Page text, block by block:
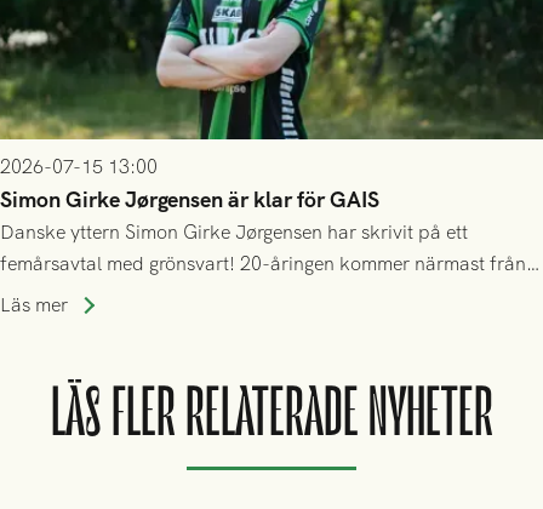
2026-07-15 13:00
Simon Girke Jørgensen är klar för GAIS
Danske yttern Simon Girke Jørgensen har skrivit på ett
femårsavtal med grönsvart! 20-åringen kommer närmast från
spel i färöiska Skála IF.
Läs mer
LÄS FLER RELATERADE NYHETER